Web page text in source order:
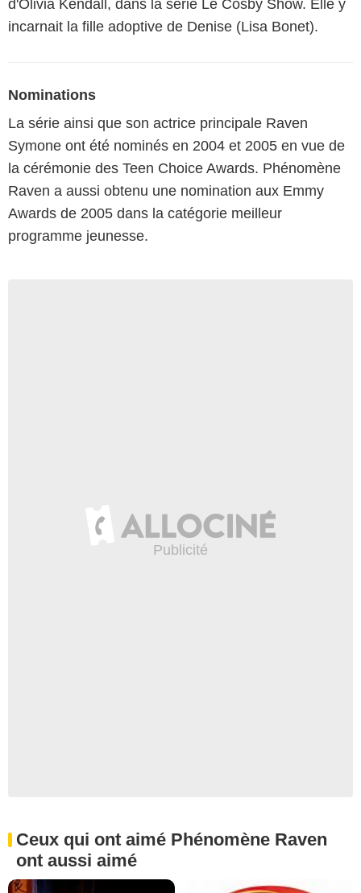
d'Olivia Kendall, dans la série Le Cosby Show. Elle y
incarnait la fille adoptive de Denise (Lisa Bonet).
Nominations
La série ainsi que son actrice principale Raven
Symone ont été nominés en 2004 et 2005 en vue de
la cérémonie des Teen Choice Awards. Phénomène
Raven a aussi obtenu une nomination aux Emmy
Awards de 2005 dans la catégorie meilleur
programme jeunesse.
Ceux qui ont aimé Phénomène Raven
ont aussi aimé